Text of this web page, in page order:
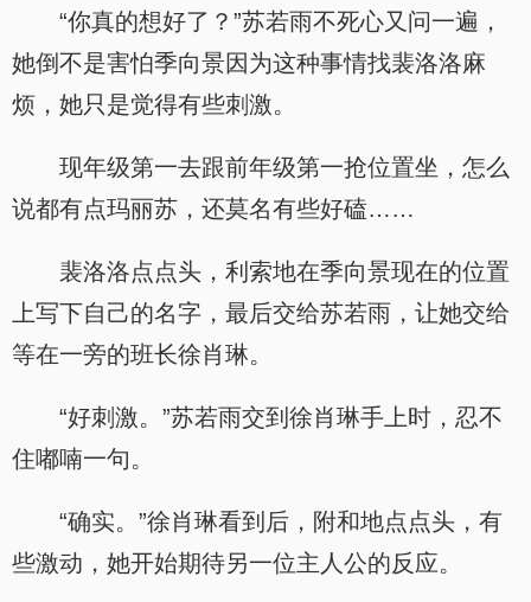
“你真的想好了？”苏若雨不死心又问一遍，
她倒不是害怕季向景因为这种事情找裴洛洛麻
烦，她只是觉得有些刺激。
现年级第一去跟前年级第一抢位置坐，怎么
说都有点玛丽苏，还莫名有些好磕……
裴洛洛点点头，利索地在季向景现在的位置
上写下自己的名字，最后交给苏若雨，让她交给
等在一旁的班长徐肖琳。
“好刺激。”苏若雨交到徐肖琳手上时，忍不
住嘟喃一句。
“确实。”徐肖琳看到后，附和地点点头，有
些激动，她开始期待另一位主人公的反应。